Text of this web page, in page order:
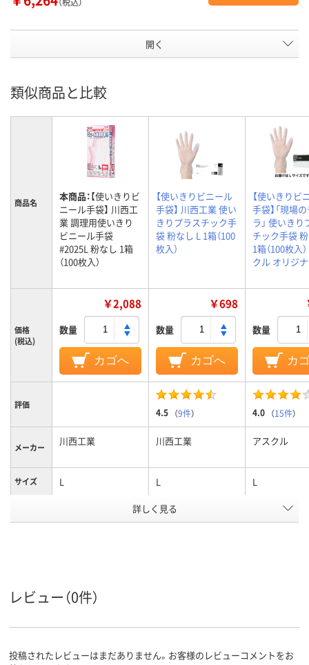
開く
類似商品と比較
商品名 本商品：【使いきりビ
ニール手袋】 川西工
業 調理用使いきり
ビニール手袋
#2025L 粉なし 1箱
（100枚入）
【使いきりビニール
手袋】 川西工業 使い
きりプラスチック手
袋 粉なし L 1箱（100
枚入）
【使いきりビ
手袋】「現場
ラ」 使いきり
チック手袋
1箱（100枚入
クル オリジ
価格
(税込)
￥2,088
数量
カゴへ
￥698
数量
カゴへ
数量
カ
評価
4.5 （9件） 4.0 （15件）
メーカー 川西工業 川西工業 アスクル
サイズ L L L
ループ
クリア(透明・半透明)
系
ホワイト系 ホワイト系
材質 塩化ビニール
商品環境
25 25 30
詳しく見る
レビュー（0件）
投稿されたレビューはまだありません。お客様のレビューコメントをお